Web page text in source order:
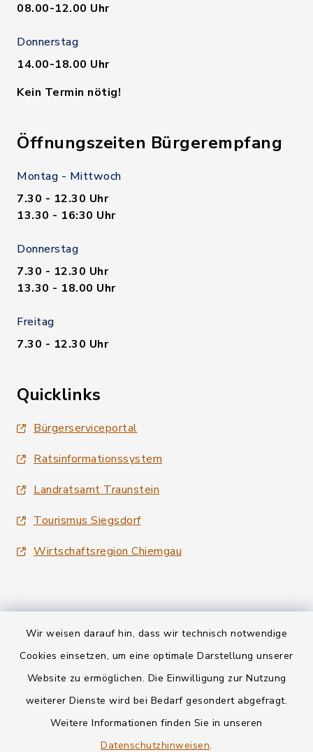
Wir weisen darauf hin, dass wir technisch notwendige
Cookies einsetzen, um eine optimale Darstellung unserer
Website zu ermöglichen. Die Einwilligung zur Nutzung
weiterer Dienste wird bei Bedarf gesondert abgefragt.
Weitere Informationen finden Sie in unseren
Datenschutzhinweisen.
08.00-12.00 Uhr
Donnerstag
14.00-18.00 Uhr
Kein Termin nötig!
Öffnungszeiten Bürgerempfang
Montag - Mittwoch
7.30 - 12.30 Uhr
13.30 - 16:30 Uhr
Donnerstag
7.30 - 12.30 Uhr
13.30 - 18.00 Uhr
Freitag
7.30 - 12.30 Uhr
Quicklinks
Bürgerserviceportal
Ratsinformationssystem
Landratsamt Traunstein
Tourismus Siegsdorf
Wirtschaftsregion Chiemgau
Kontakt
Informationspflichten